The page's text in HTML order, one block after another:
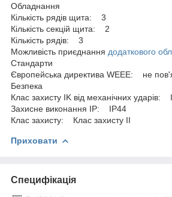
Обладнання
Кількість рядів щита: 3
Кількість секцій щита: 2
Кількість рядів: 3
Можливість приєднання додаткового
Стандарти
Європейська директива WEEE: не
Безпека
Клас захисту IK від механічних ударів:
Захисне виконання ІР: IP44
Клас захисту: Клас захисту IІ
Приховати
Специфікація